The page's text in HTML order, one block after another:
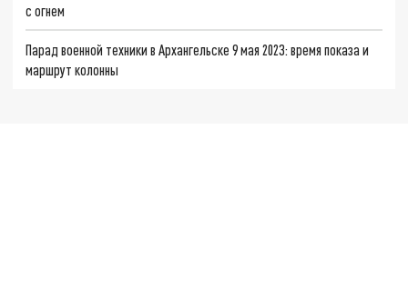
с огнем
Парад военной техники в Архангельске 9 мая 2023: время показа и
маршрут колонны